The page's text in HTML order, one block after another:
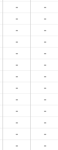
- -
- -
- -
- -
- -
- -
- -
- -
- -
- -
- -
- -
- -